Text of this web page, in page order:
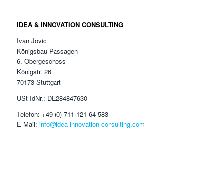
IDEA & INNOVATION CONSULTING
Ivan Jovic
Königsbau Passagen
6. Obergeschoss
Königstr. 26
70173 Stuttgart
USt-IdNr.: DE284847630
Telefon: +49 (0) 711 121 64 583
E-Mail: info@idea-innovation-consulting.com